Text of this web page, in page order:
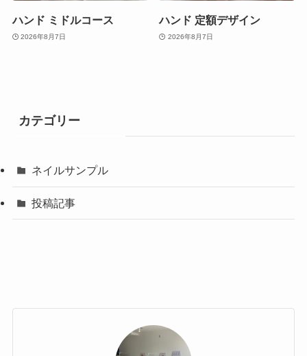
ハンド ミドルコース
2026年8月7日
ハンド 定額デザイン
2026年8月7日
カテゴリー
ネイルサンプル
投稿記事